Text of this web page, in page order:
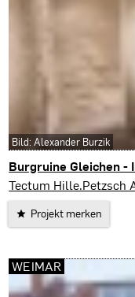
Burgruine Gleichen -
Drei Gleichen
Tectum Hille.Petzsch
Projekt merken
Bild: Alexander Burzik
WEIMAR